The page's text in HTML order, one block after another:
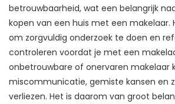
betrouwbaarheid, wat een belangrijk
kopen van een huis met een makelaar.
om zorgvuldig onderzoek te doen en
controleren voordat je met een
onbetrouwbare of onervaren makelaar
miscommunicatie, gemiste kansen en
verliezen. Het is daarom van groot